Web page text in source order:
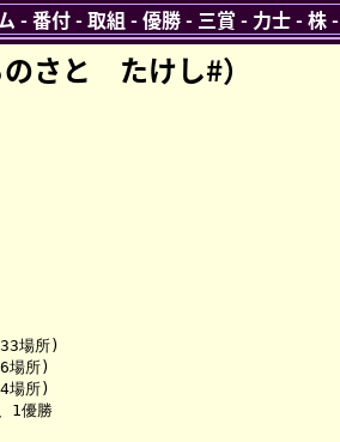
さと たけし#）
場所)
場所)
場所)
1優勝
-番付-取組 -優勝- 三賞 - 力士-株-